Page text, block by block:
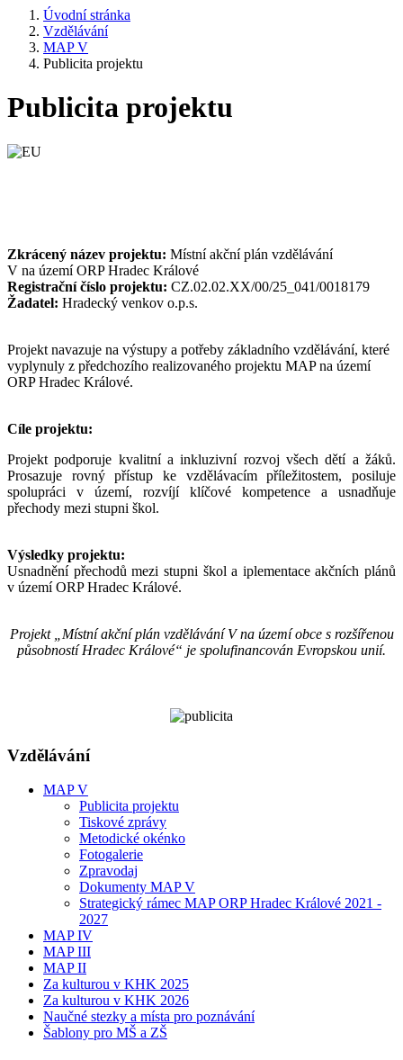
Úvodní stránka
Vzdělávání
MAP V
Publicita projektu
Publicita projektu
Zkrácený název projektu: Místní akční plán vzdělávání
V na území ORP Hradec Králové
Registrační číslo projektu: CZ.02.02.XX/00/25_041/0018179
Žadatel: Hradecký venkov o.p.s.
Projekt navazuje na výstupy a potřeby základního vzdělávání, které
vyplynuly z předchozího realizovaného projektu MAP na území
ORP Hradec Králové.
Cíle projektu:
Projekt podporuje kvalitní a inkluzivní rozvoj všech dětí a žáků.
Prosazuje rovný přístup ke vzdělávacím příležitostem, posiluje
spolupráci v území, rozvíjí klíčové kompetence a usnadňuje
přechody mezi stupni škol.
Výsledky projektu:
Usnadnění přechodů mezi stupni škol a iplementace akčních plánů
v území ORP Hradec Králové.
Projekt „Místní akční plán vzdělávání V na území obce s rozšířenou
působností Hradec Králové“ je spolufinancován Evropskou unií.
Vzdělávání
MAP V
Publicita projektu
Tiskové zprávy
Metodické okénko
Fotogalerie
Zpravodaj
Dokumenty MAP V
Strategický rámec MAP ORP Hradec Králové 2021 -
2027
MAP IV
MAP III
MAP II
Za kulturou v KHK 2025
Za kulturou v KHK 2026
Naučné stezky a místa pro poznávání
Šablony pro MŠ a ZŠ